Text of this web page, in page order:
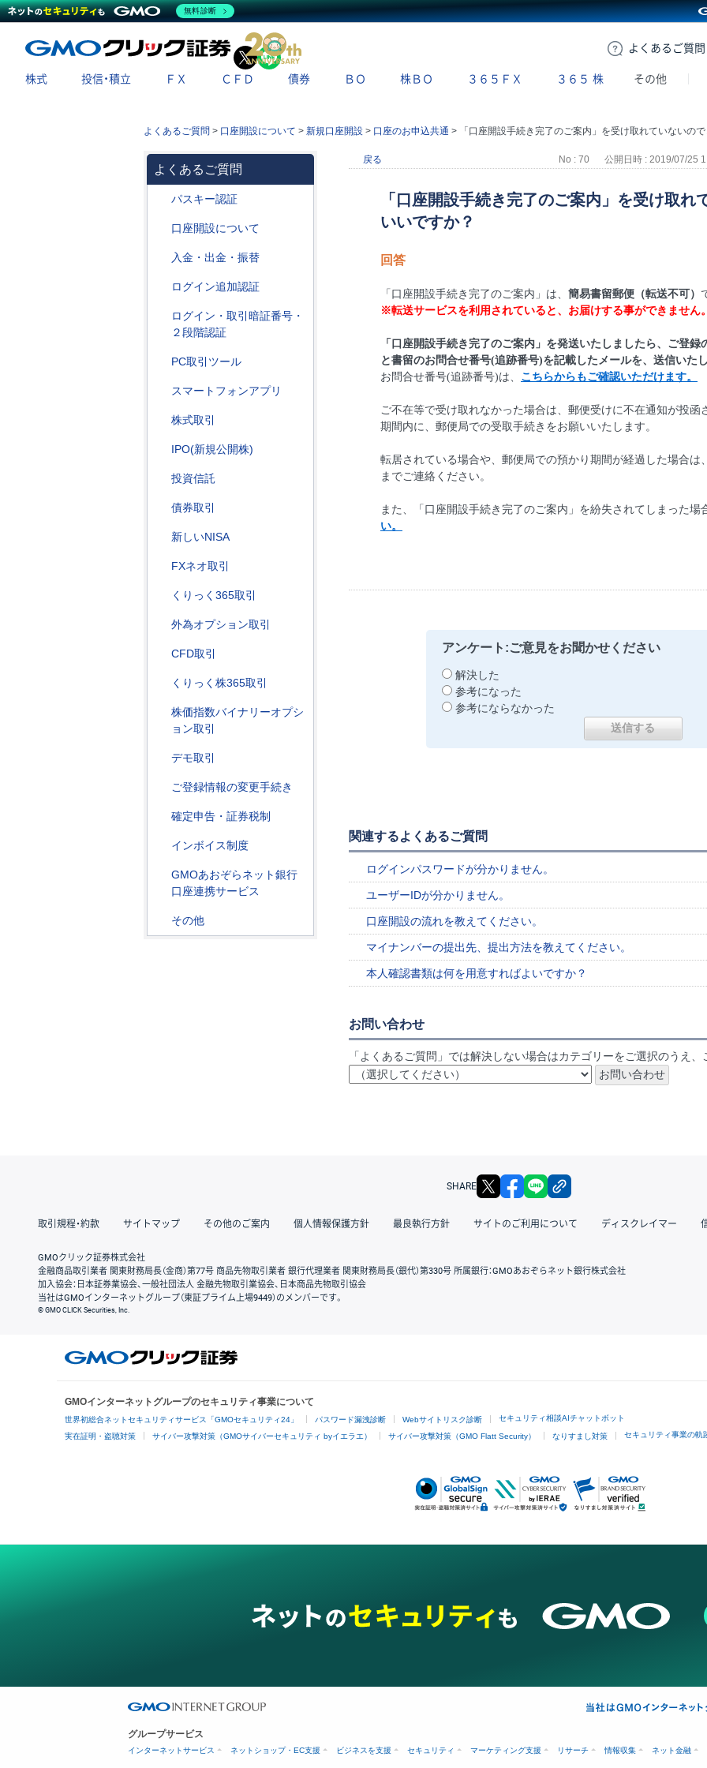
よくある ご質問
X
株式 投信・積立 ＦＸ ＣＦＤ 債券 ＢＯ 株ＢＯ ３６５ＦＸ ３６５ 株 その他
よくあるご質問 > 口座開設について > 新規口座開設 > 口座のお申込共通 > 「口座開設手続き完了のご案内」を受け取れていないのですが、どうしたらいいですか？
よくあるご質問
パスキー認証
口座開設について
入金・出金・振替
ログイン追加認証
ログイン・取引暗証番号・
２段階認証
PC取引ツール
スマートフォンアプリ
株式取引
IPO(新規公開株)
投資信託
債券取引
新しいNISA
FXネオ取引
くりっく365取引
外為オプション取引
CFD取引
くりっく株365取引
株価指数バイナリーオプシ
ョン取引
デモ取引
ご登録情報の変更手続き
確定申告・証券税制
インボイス制度
GMOあおぞらネット銀行
口座連携サービス
その他
戻る No : 70 公開日時 : 2019/07/25
「口座開設手続き完了のご案内」を受け取れ
いいですか？
回答
「口座開設手続き完了のご案内」は、 簡易書留郵便（転送不可）
※転送サービスを利用されていると、お届けする事ができません。
「口座開設手続き完了のご案内」を発送いたしましたら、ご登
と書留のお問合せ番号(追跡番号)を記載したメールを、送信いたし
お問合せ番号(追跡番号)は、 こちらからもご確認いただけます。
ご不在等で受け取れなかった場合は、郵便受けに不在通知が投函
期間内に、郵便局での受取手続きをお願いいたします。
転居されている場合や、郵便局での預かり期間が経過した場合は
までご連絡ください。
また、「口座開設手続き完了のご案内」を紛失されてしまった場
い。
アンケート:ご意見をお聞かせください
解決した
参考になった
参考にならなかった
関連するよくあるご質問
ログインパスワードが分かりません。
ユーザーIDが分かりません。
口座開設の流れを教えてください。
マイナンバーの提出先、提出方法を教えてください。
本人確認書類は何を用意すればよいですか？
お問い合わせ
「よくあるご質問」では解決しない場合はカテゴリーをご選択のうえ、
SHARE X facebook
取引規程・約款 サイトマップ その他のご案内 個人情報保護方針 最良執行方針 サイトのご利用について ディスクレイマー
GMOクリック証券株式会社
金融商品取引業者 関東財務局長（金商）第77号 商品先物取引業者 銀行代理業者 関東財務局長（銀代）第330号 所属銀行：GMOあおぞらネット銀行株式会社
加入協会：日本証券業協会、一般社団法人 金融先物取引業協会、日本商品先物取引協会
当社はGMOインターネットグループ（東証プライム上場9449）のメンバーです。
© GMO CLICK Securities, Inc.
GMOインターネットグループのセキュリティ事業について
世界初総合ネットセキュリティサービス「GMOセキュリティ24」 パスワード漏洩診断 Webサイトリスク診断 セキュリティ相談AIチャットボット
実在証明・盗聴対策 サイバー攻撃対策（GMOサイバーセキュリティ byイエラエ） サイバー攻撃対策（GMO Flatt Security） なりすまし対策 セキュリティ事業の軌
グループサービス
インターネットサービス ネットショップ・EC支援 ビジネスを支援 セキュリティ マーケティング支援 リサーチ 情報収集 ネット金融
無料診断